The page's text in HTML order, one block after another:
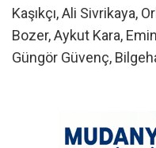
Kaşıkçı, Ali Sivrikaya,
Bozer, Aykut Kara,
Güngör Güvenç,